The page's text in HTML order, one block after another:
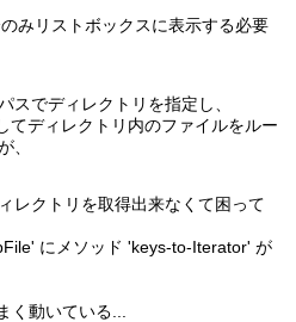
みリストボックスに表示する必要
スでディレクトリを指定し、
てディレクトリ内のファイルをルー
、
レクトリを取得出来なくて困って
にメソッド 'keys-to-Iterator' が
く動いている...